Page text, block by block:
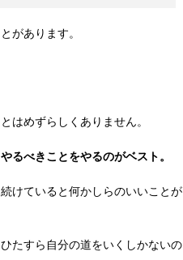
があります。
はめずらしくありません。
るべきことをやるのがベスト。
けていると何かしらのいいことが
たすら自分の道をいくしかないの